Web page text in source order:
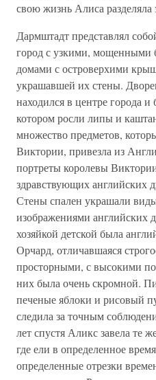
свою жизнь Алиса разделяла
Дармштадт представлял
город с узкими, мощенными
домами с островерхими
украшавшей их стены.
находился в центре города
котором росли липы и
множество предметов,
Виктории, привезла из
портреты королевы
здравствующих английских
Стены спален украшали
изображениями английских
хозяйкой детской была
Орчард, отличавшаяся
просторными, с высокими
них была очень скромной.
печеные яблоки и рисовый
следила за точным
лет спустя Аликс завела те
где ели в определенное
определенные отрезки